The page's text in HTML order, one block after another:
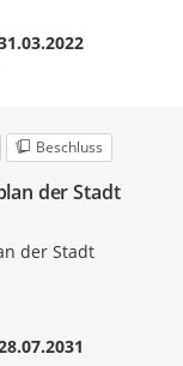
Beschluss
der Stadt
der Stadt